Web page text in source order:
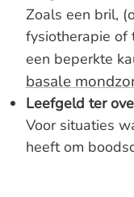
Zoals een bril,
fysiotherapie of
een beperkte
basale
Leefgeld ter
Voor situaties
heeft om